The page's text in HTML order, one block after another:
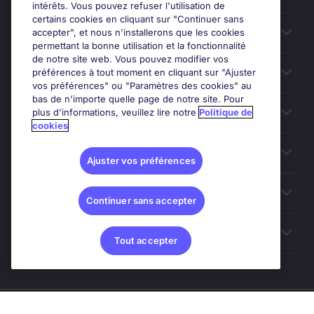
commerce.
Explorez Nos Offres d'Emploi à Marseille
Chez Michael Page, nos consultants en recrutement
vous accompagnent pour vous aider à trouver le
poste qui correspond parfaitement à vos
compétences et à vos aspirations professionnelles.
carrière à Marseille, explorez vite nos offres
d'emploi et postulez en quelques clics. Vous
pouvez filtrer les offres par secteur, type de contrat
(CDI, CDD, intérim), télétravail ; et expérience
requise pour trouver l'emploi qui correspond à vos
ambitions professionnelles.
Offres d’emploi à Marseille – FAQ
Entreprises
Contact
Les avis Google
Nos offres d'emploi
Sites du Groupe
intérêts. Vous pouvez refuser l'utilisation de
certains cookies en cliquant sur "Continuer sans
accepter", et nous n'installerons que les cookies
permettant la bonne utilisation et la fonctionnalité
de notre site web. Vous pouvez modifier vos
préférences à tout moment en cliquant sur "Ajuster
vos préférences" ou "Paramètres des cookies" au
bas de n'importe quelle page de notre site. Pour
plus d'informations, veuillez lire notre Politique de
cookies
Ajuster vos préférences
Continuer sans accepter
Tout accepter